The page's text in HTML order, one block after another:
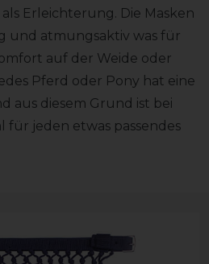
Erleichterung. Die Masken
und atmungsaktiv was für
auf der Weide oder
Pferd oder Pony hat eine
aus diesem Grund ist bei
für jeden etwas passendes